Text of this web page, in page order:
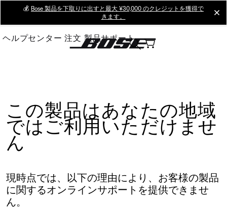
Main
💰 Bose 製品を下取りに出すと最大 ¥30,000 のクレジットを獲得で
きます。
ヘルプセンター 注文 製品サポート
この製品はあなたの地域
ではご利用いただけませ
ん
現時点では、以下の理由により、お客様の製品
に関するオンラインサポートを提供できませ
ん。